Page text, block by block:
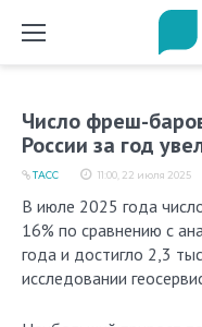
Число фреш-
России за год
11:00, 22 июля 2025
ТАСС
В июле 2025 года число фреш-баров в России выросло на
16% по сравнению с
года и достигло 2,3
исследовании